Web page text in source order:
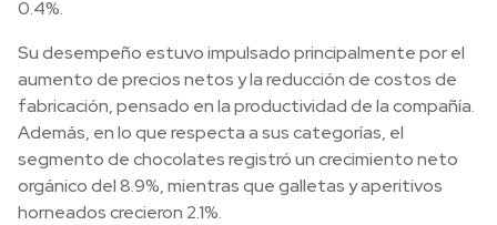
0.4%.
Su desempeño estuvo impulsado principalmente por el
aumento de precios netos y la reducción de costos de
fabricación, pensado en la productividad de la compañía.
Además, en lo que respecta a sus categorías, el
segmento de chocolates registró un crecimiento neto
orgánico del 8.9%, mientras que galletas y aperitivos
horneados crecieron 2.1%.